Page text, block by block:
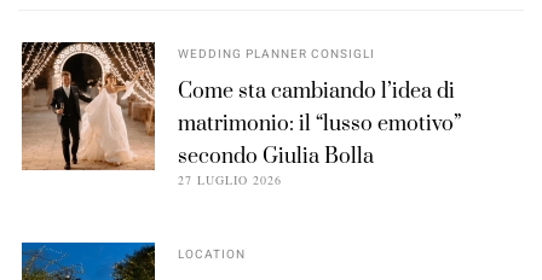
WEDDING PLANNER CONSIGLI
Come sta cambiando l’idea di
matrimonio: il “lusso emotivo”
secondo Giulia Bolla
27 LUGLIO 2026
LOCATION